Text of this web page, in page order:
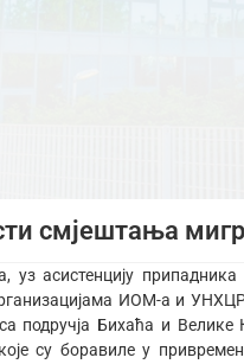
смјештања
уз асистенцију
ИОМ-а и
подручја Бихаћа и
су боравиле у